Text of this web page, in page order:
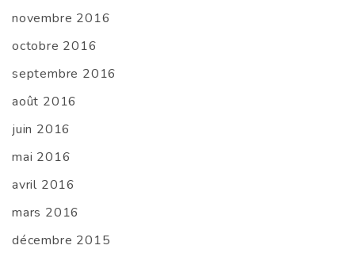
novembre 2016
octobre 2016
septembre 2016
août 2016
juin 2016
mai 2016
avril 2016
mars 2016
décembre 2015